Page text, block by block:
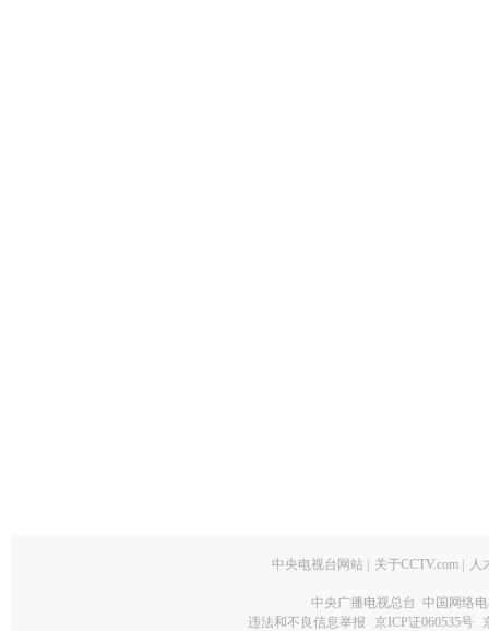
中央电视台网站 关于CCTV.com 人
中央广播电视总台 中国网络
违法和不良信息举报
京ICP证060535号